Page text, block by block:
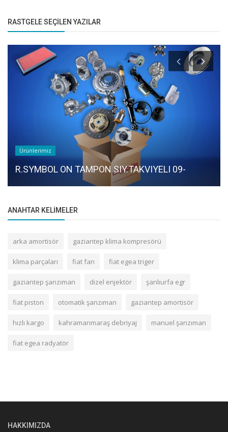
RASTGELE SEÇILEN YAZILAR
Ürünlerimiz
R.SYMBOL ON TAMPON SIY.TAKVIYELI 09-
ANAHTAR KELIMELER
arka amortisör gaziantep klima kompresörü
klima parçaları fiat fan fiat egea triger
gaziantep şanzıman dizel enjektör şanlıurfa egr
fiat piston otomatik şanzıman gaziantep amortisör
hızlı kargo kahramanmaraş debriyaj manuel şanzıman
fiat egea radyatör
HAKKIMIZDA